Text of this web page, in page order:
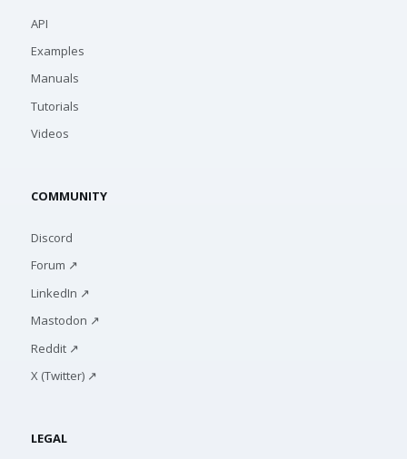
API
Examples
Manuals
Tutorials
Videos
COMMUNITY
Discord
Forum ↗
LinkedIn ↗
Mastodon ↗
Reddit ↗
X (Twitter) ↗
LEGAL